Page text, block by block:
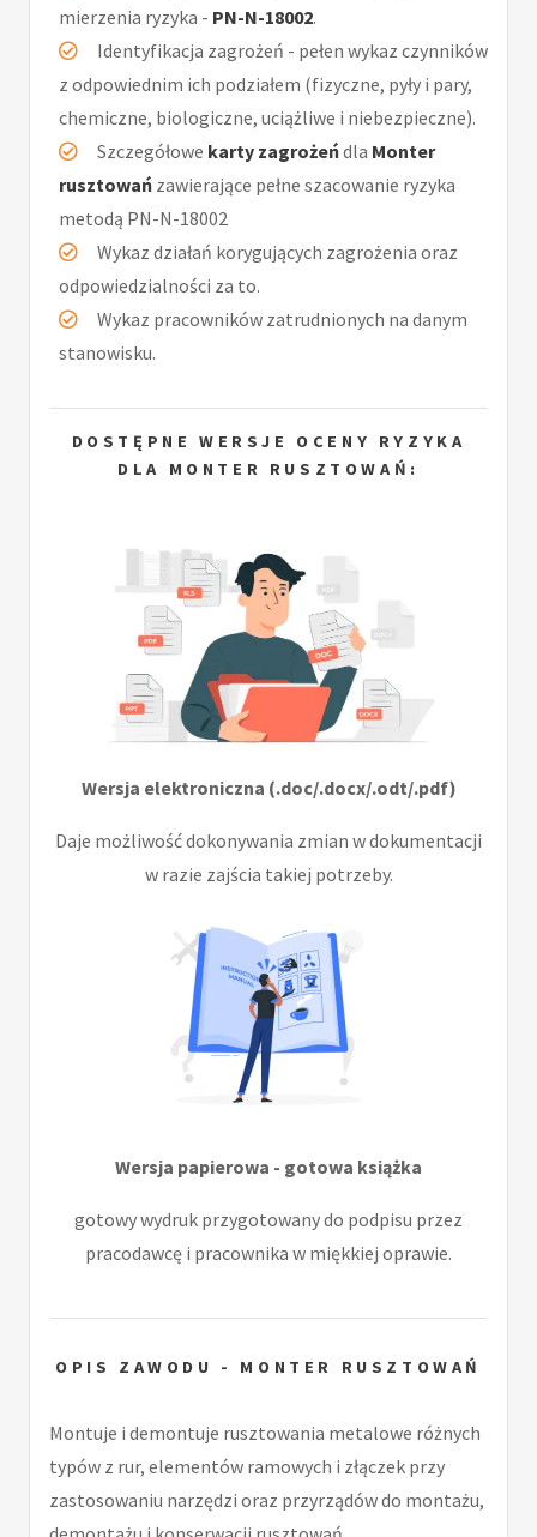
mierzenia ryzyka - PN-N-18002.
Identyfikacja zagrożeń - pełen wykaz czynników
z odpowiednim ich podziałem (fizyczne, pyły i pary,
chemiczne, biologiczne, uciążliwe i niebezpieczne).
Szczegółowe karty zagrożeńdla Monter
rusztowań zawierające pełne szacowanie ryzyka
metodą PN-N-18002
Wykaz działań korygujących zagrożenia oraz
odpowiedzialności za to.
Wykaz pracowników zatrudnionych na danym
stanowisku.
DOSTĘPNE WERSJE OCENY RYZYKA
DLA MONTER RUSZTOWAŃ:
Wersja elektroniczna (.doc/.docx/.odt/.pdf)
Daje możliwość dokonywania zmian w dokumentacji
w razie zajścia takiej potrzeby.
Wersja papierowa - gotowa książka
gotowy wydruk przygotowany do podpisu przez
pracodawcę i pracownika w miękkiej oprawie.
OPIS ZAWODU - MONTER RUSZTOWAŃ
Montuje i demontuje rusztowania metalowe różnych
typów z rur, elementów ramowych i złączek przy
zastosowaniu narzędzi oraz przyrządów do montażu,